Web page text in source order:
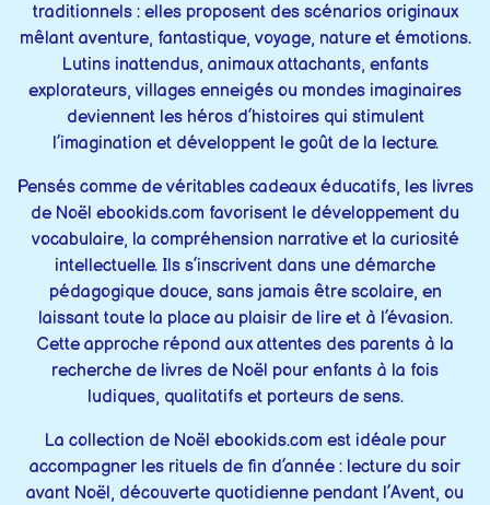
traditionnels : elles proposent des scénarios originaux
mêlant aventure, fantastique, voyage, nature et émotions.
Lutins inattendus, animaux attachants, enfants
explorateurs, villages enneigés ou mondes imaginaires
deviennent les héros d’histoires qui stimulent
l’imagination et développent le goût de la lecture.
Pensés comme de véritables cadeaux éducatifs, les livres
de Noël ebookids.com favorisent le développement du
vocabulaire, la compréhension narrative et la curiosité
intellectuelle. Ils s’inscrivent dans une démarche
pédagogique douce, sans jamais être scolaire, en
laissant toute la place au plaisir de lire et à l’évasion.
Cette approche répond aux attentes des parents à la
recherche de livres de Noël pour enfants à la fois
ludiques, qualitatifs et porteurs de sens.
La collection de Noël ebookids.com est idéale pour
accompagner les rituels de fin d’année : lecture du soir
avant Noël, découverte quotidienne pendant l’Avent, ou